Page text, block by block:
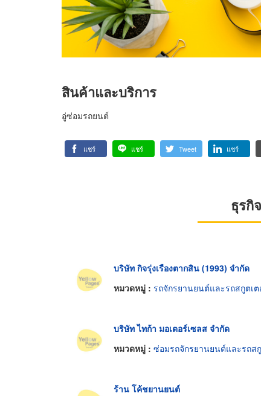
สินค้าและบริการ
อู่ซ่อมรถยนต์
แชร์ แชร์ Tweet แชร์
ธุรกิ
บริษัท กิจรุ่งเรืองตากสิน (1993) จำกัด
หมวดหมู่ : รถจักรยานยนต์และรถสกูตเต
บริษัท ไทก้า มอเตอร์เซลส จำกัด
หมวดหมู่ : ซ่อมรถจักรยานยนต์และรถสกูตเต
ร้าน โค้ชยานยนต์